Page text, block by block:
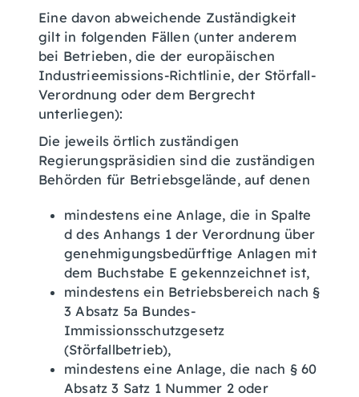
Eine davon abweichende Zuständigkeit
gilt in folgenden Fällen (unter anderem
bei Betrieben, die der europäischen
Industrieemissions-Richtlinie, der Störfall-
Verordnung oder dem Bergrecht
unterliegen):
Die jeweils örtlich zuständigen
Regierungspräsidien sind die zuständigen
Behörden für Betriebsgelände, auf denen
mindestens eine Anlage, die in Spalte
d des Anhangs 1 der Verordnung über
genehmigungsbedürftige Anlagen mit
dem Buchstabe E gekennzeichnet ist,
mindestens ein Betriebsbereich nach §
3 Absatz 5a Bundes-
Immissionsschutzgesetz
(Störfallbetrieb),
mindestens eine Anlage, die nach § 60
Absatz 3 Satz 1 Nummer 2 oder